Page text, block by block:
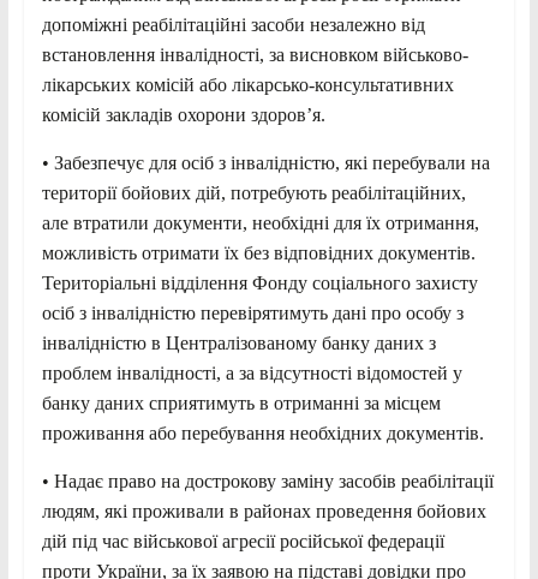
допоміжні реабілітаційні засоби незалежно від
встановлення інвалідності, за висновком військово-
лікарських комісій або лікарсько-консультативних
комісій закладів охорони здоров’я.
• Забезпечує для осіб з інвалідністю, які перебували на
території бойових дій, потребують реабілітаційних,
але втратили документи, необхідні для їх отримання,
можливість отримати їх без відповідних документів.
Територіальні відділення Фонду соціального захисту
осіб з інвалідністю перевірятимуть дані про особу з
інвалідністю в Централізованому банку даних з
проблем інвалідності, а за відсутності відомостей у
банку даних сприятимуть в отриманні за місцем
проживання або перебування необхідних документів.
• Надає право на дострокову заміну засобів реабілітації
людям, які проживали в районах проведення бойових
дій під час військової агресії російської федерації
проти України, за їх заявою на підставі довідки про